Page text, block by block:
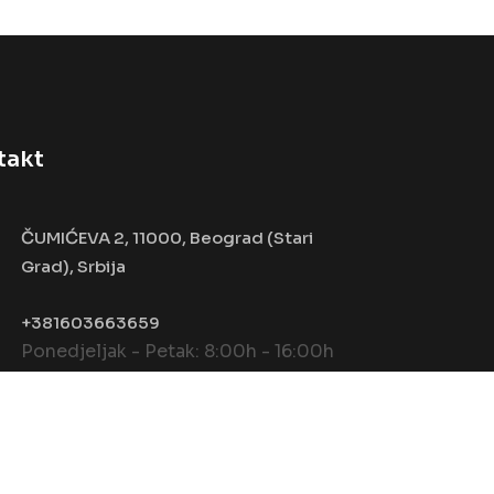
ČUMIĆEVA 2, 11000, Beograd (Stari
Grad), Srbija
+381603663659
Ponedjeljak - Petak: 8:00h - 16:00h